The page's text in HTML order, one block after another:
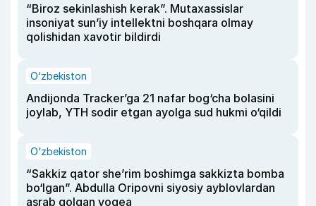
“Biroz sekinlashish kerak”. Mutaxassislar
insoniyat sun’iy intellektni boshqara olmay
qolishidan xavotir bildirdi
O‘zbekiston
Andijonda Tracker’ga 21 nafar bog‘cha bolasini
joylab, YTH sodir etgan ayolga sud hukmi o‘qildi
O‘zbekiston
“Sakkiz qator she’rim boshimga sakkizta bomba
bo‘lgan”. Abdulla Oripovni siyosiy ayblovlardan
asrab qolgan voqea